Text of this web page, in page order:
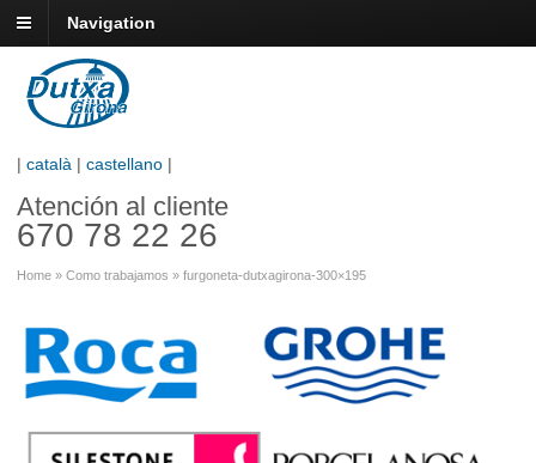
Navigation
| català | castellano |
Atención al cliente
670 78 22 26
Home » Como trabajamos » furgoneta-dutxagirona-300×195